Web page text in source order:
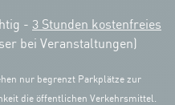
- 3 Stunden kostenfreies
bei Veranstaltungen)
nur begrenzt Parkplätze zur
die öffentlichen Verkehrsmittel.